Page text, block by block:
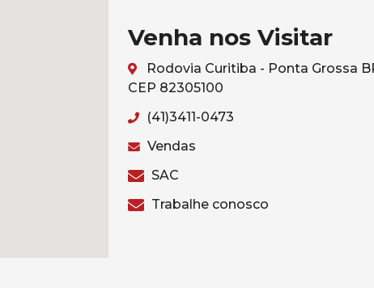
Venha nos Visitar
Rodovia Curitiba - Ponta Grossa
CEP 82305100
(41)3411-0473
Vendas
SAC
Trabalhe conosco